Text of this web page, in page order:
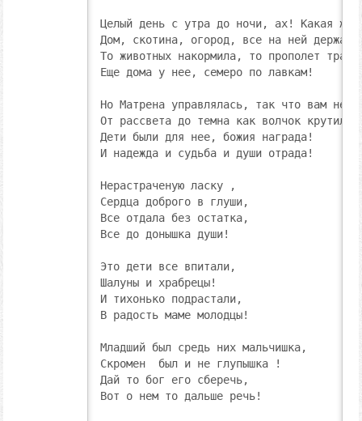
Целый день с утра до ночи, ах! Какая
Дом, скотина, огород, все на ней
То животных накормила, то прополет
Еще дома у нее, семеро по лавкам!
Но Матрена управлялась, так что вам не
От рассвета до темна как волчок
Дети были для нее, божия награда!
И надежда и судьба и души отрада!
Нерастраченую ласку ,
Сердца доброго в глуши,
Все отдала без остатка,
Все до донышка души!
Это дети все впитали,
Шалуны и храбрецы!
И тихонько подрастали,
В радость маме молодцы!
Младший был средь них мальчишка,
Скромен  был и не глупышка !
Дай то бог его сберечь,
Вот о нем то дальше речь!